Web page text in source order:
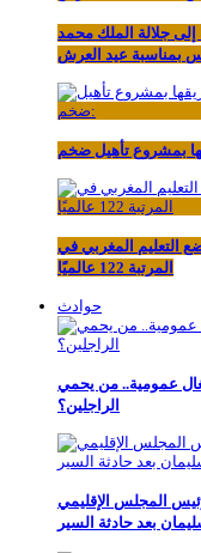
إلى جلالة الملك محمد
بمناسبة عيد العرش
التعليم المغربي في
المرتبة 122 عالميًا
حوادث
عمومية.. من يحمي
الراجلين؟
المجلس الإقليمي
بعد حادثة السير